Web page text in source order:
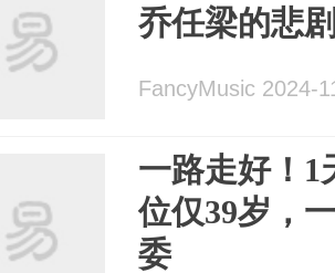
乔任梁的悲
FancyMusic 2024-
一路走好！1
位仅39岁，
委